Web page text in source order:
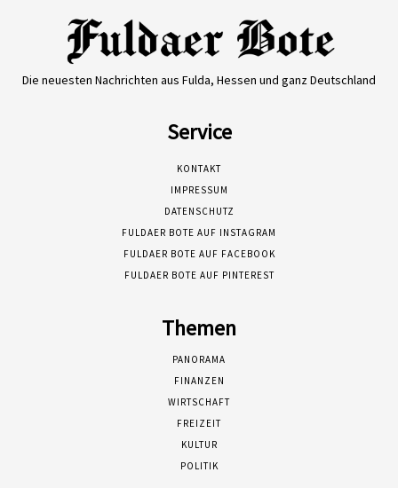
Die neuesten Nachrichten aus Fulda, Hessen und ganz Deutschland
Service
KONTAKT
IMPRESSUM
DATENSCHUTZ
FULDAER BOTE AUF INSTAGRAM
FULDAER BOTE AUF FACEBOOK
FULDAER BOTE AUF PINTEREST
Themen
PANORAMA
FINANZEN
WIRTSCHAFT
FREIZEIT
KULTUR
POLITIK